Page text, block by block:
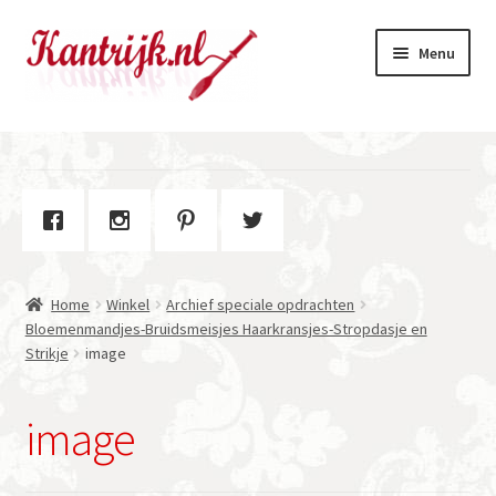
Ga
door
Ga
naar
Menu
Contact
Home Winkel
Archief speciale opdrachten
Bloemenmandjes-Bruidsmeisjes Haarkransjes-Stropdasje en
Strikje
image
image